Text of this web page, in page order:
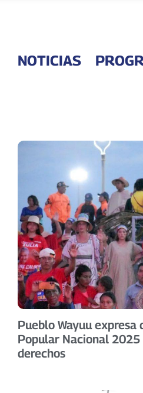
NOTICIAS
Pueblo Wayuu expresa
Popular Nacional
derechos